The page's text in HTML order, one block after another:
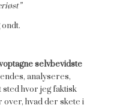
selvbevidste
analyseres,
hvor jeg faktisk
over, hvad der skete i